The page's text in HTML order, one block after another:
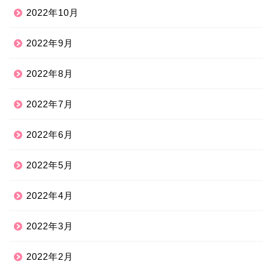
2022年10月
2022年9月
2022年8月
2022年7月
2022年6月
2022年5月
2022年4月
2022年3月
2022年2月